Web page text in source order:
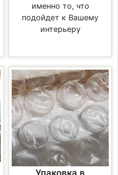
именно то, что
подойдет к Вашему
интерьеру
Упаковка в